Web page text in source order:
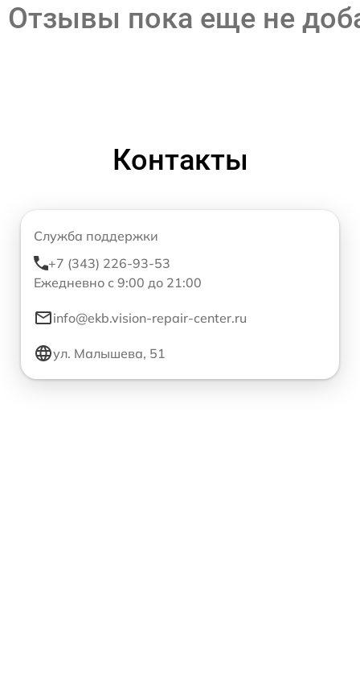
Отзывы пока еще не
Контакты
Служба поддержки
+7 (343) 226-93-53
Ежедневно с 9:00 до 21:00
info@ekb.vision-repair-center.ru
ул. Малышева, 51